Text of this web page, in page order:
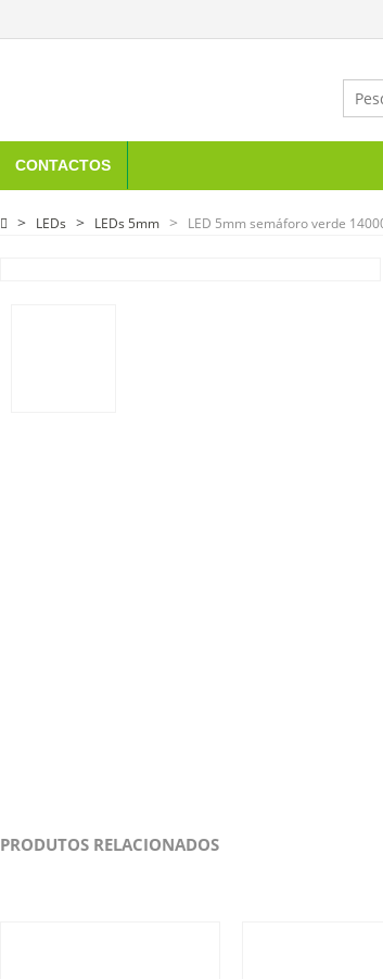
CONTACTOS
LEDs LEDs 5mm LED 5mm semáforo verde
PRODUTOS RELACIONADOS